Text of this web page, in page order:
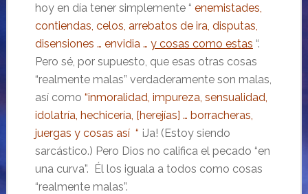
hoy en día tener simplemente “ enemistades,
contiendas, celos, arrebatos de ira, disputas,
disensiones … envidia … y cosas como estas “.
Pero sé, por supuesto, que esas otras cosas
“realmente malas” verdaderamente son malas,
así como “inmoralidad, impureza, sensualidad,
idolatría, hechicería, [herejías] … borracheras,
juergas y cosas así “ ¡Ja! (Estoy siendo
sarcástico.) Pero Dios no califica el pecado “en
una curva”. Él los iguala a todos como cosas
“realmente malas”.